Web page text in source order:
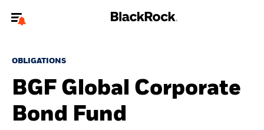
Pour accéder directement à un autre site BlackRock, veuillez mettre à
A propos de BlackRock
OBLIGATIONS
BGF Global Corporate
Bond Fund